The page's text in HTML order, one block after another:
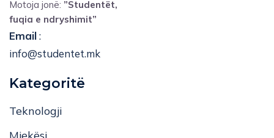
fuqia e ndryshimit”
Email:
info@studentet.mk